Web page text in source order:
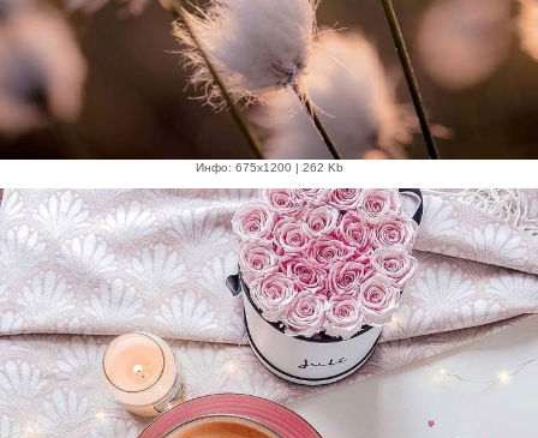
Инфо: 675х1200 | 262 Kb